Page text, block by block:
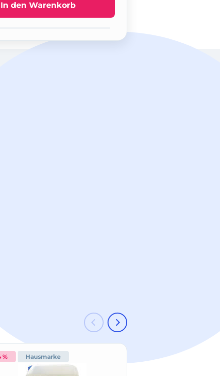
In den Warenkorb
% Hausmarke -53 %